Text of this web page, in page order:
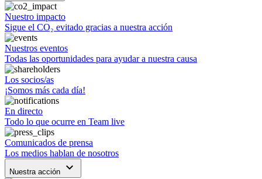
Nuestro impacto
Sigue el CO₂ evitado gracias a nuestra acción
Nuestros eventos
Todas las oportunidades para ayudar a nuestra causa
Los socios/as
¡Somos más cada día!
En directo
Todo lo que ocurre en Team live
Comunicados de prensa
Los medios hablan de nosotros
Nuestra acción keyboard_arrow_down